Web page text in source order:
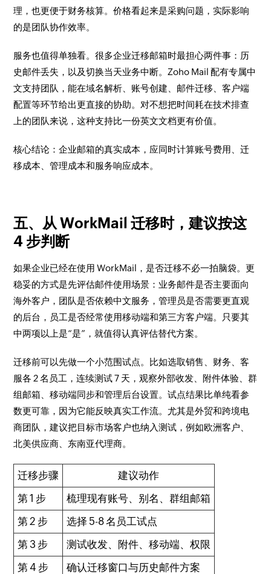
理，也更便于财务核算。价格看起来是采购问题，实际影响
的是团队协作效率。
服务也值得单独看。很多企业迁移邮箱时最担心两件事：历
史邮件丢失，以及切换当天业务中断。Zoho Mail 配有专属中
文支持团队，能在域名解析、账号创建、邮件迁移、客户端
配置等环节给出更直接的协助。对不想把时间耗在技术排查
上的团队来说，这种支持比一份英文文档更有价值。
核心结论：企业邮箱的真实成本，应同时计算账号费用、迁
移成本、管理成本和服务响应成本。
五、从 WorkMail 迁移时，建议按这
4 步判断
如果企业已经在使用 WorkMail，是否迁移不必一拍脑袋。更
稳妥的方式是先评估邮件使用场景：业务邮件是否主要面向
海外客户，团队是否依赖中文服务，管理员是否需要更直观
的后台，员工是否经常使用移动端和第三方客户端。只要其
中两项以上是“是”，就值得认真评估替代方案。
迁移前可以先做一个小范围试点。比如选取销售、财务、客
服各 2 名员工，连续测试 7 天，观察外部收发、附件体验、群
组邮箱、移动端同步和管理后台设置。试点结果比单纯看参
数更可靠，因为它能反映真实工作流。尤其是外贸和跨境电
商团队，建议把目标市场客户也纳入测试，例如欧洲客户、
北美供应商、东南亚代理商。
迁移步骤
建议动作
第 1 步
梳理现有账号、别名、群组邮箱
第 2 步
选择 5-8 名员工试点
第 3 步
测试收发、附件、移动端、权限
第 4 步
确认迁移窗口与历史邮件方案